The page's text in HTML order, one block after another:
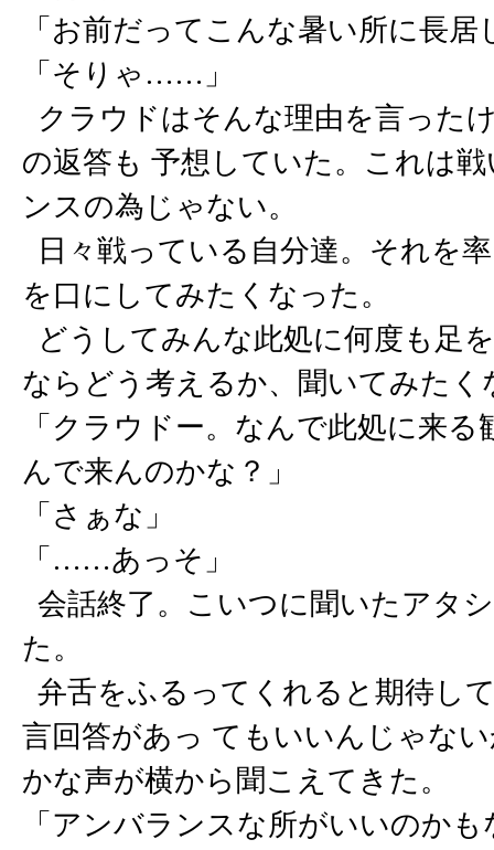
「お前だってこんな暑い所に長
「そりゃ……」
クラウドはそんな理由を言った
の返答も 予想していた。これは
ンスの為じゃない。
日々戦っている自分達。それを
を口にしてみたくなった。
どうしてみんな此処に何度も足
ならどう考えるか、聞いてみたく
「クラウドー。なんで此処に来
んで来んのかな？」
「さぁな」
「……あっそ」
会話終了。こいつに聞いたアタ
た。
弁舌をふるってくれると期待し
言回答があっ てもいいんじゃな
かな声が横から聞こえてきた。
「アンバランスな所がいいのかも